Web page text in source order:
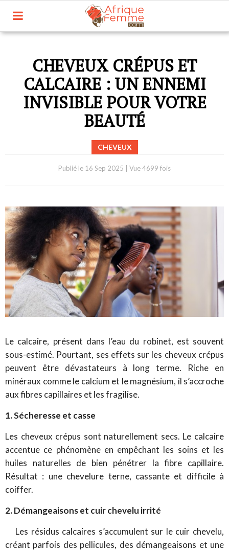
CHEVEUX CRÉPUS ET
CALCAIRE : UN ENNEMI
INVISIBLE POUR VOTRE
BEAUTÉ
CHEVEUX
Publié le 16 Sep 2025 Vue 4699 fois
Le calcaire, présent dans l’eau du robinet, est souvent
sous-estimé. Pourtant, ses effets sur les cheveux crépus
peuvent être dévastateurs à long terme. Riche en
minéraux comme le calcium et le magnésium, il s’accroche
aux fibres capillaires et les fragilise.
1. Sécheresse et casse
Les cheveux crépus sont naturellement secs. Le calcaire
accentue ce phénomène en empêchant les soins et les
huiles naturelles de bien pénétrer la fibre capillaire.
Résultat : une chevelure terne, cassante et difficile à
coiffer.
2. Démangeaisons et cuir chevelu irrité
Les résidus calcaires s’accumulent sur le cuir chevelu,
créant parfois des pellicules, des démangeaisons et une